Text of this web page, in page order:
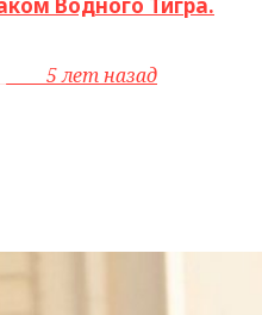
5 лет назад